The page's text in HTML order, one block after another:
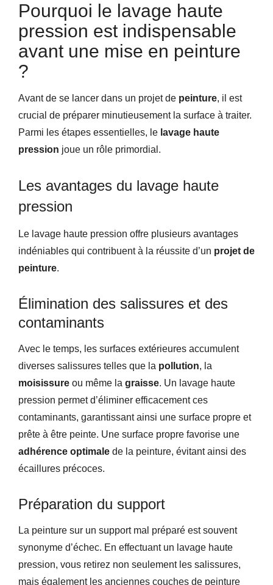
Pourquoi le lavage haute
pression est indispensable
avant une mise en peinture
?
Avant de se lancer dans un projet de peinture, il est
crucial de préparer minutieusement la surface à traiter.
Parmi les étapes essentielles, le lavage haute
pression joue un rôle primordial.
Les avantages du lavage haute
pression
Le lavage haute pression offre plusieurs avantages
indéniables qui contribuent à la réussite d’un projet de
peinture.
Élimination des salissures et des
contaminants
Avec le temps, les surfaces extérieures accumulent
diverses salissures telles que la pollution, la
moisissure ou même la graisse. Un lavage haute
pression permet d’éliminer efficacement ces
contaminants, garantissant ainsi une surface propre et
prête à être peinte. Une surface propre favorise une
adhérence optimale de la peinture, évitant ainsi des
écaillures précoces.
Préparation du support
La peinture sur un support mal préparé est souvent
synonyme d’échec. En effectuant un lavage haute
pression, vous retirez non seulement les salissures,
mais également les anciennes couches de peinture